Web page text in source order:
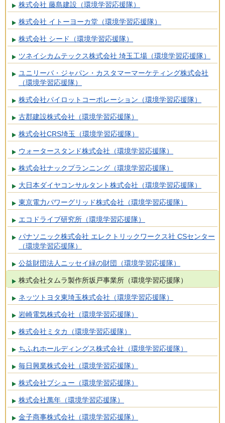
株式会社 藤島建設（環境学習応援隊）
株式会社 イトーヨーカ堂（環境学習応援隊）
株式会社 シード（環境学習応援隊）
ツネイシカムテックス株式会社 埼玉工場（環境学習応援隊）
ユニリーバ・ジャパン・カスタマーマーケティング株式会社
（環境学習応援隊）
株式会社パイロットコーポレーション（環境学習応援隊）
古郡建設株式会社（環境学習応援隊）
株式会社CRS埼玉（環境学習応援隊）
ウォータースタンド株式会社（環境学習応援隊）
株式会社ナックプランニング（環境学習応援隊）
大日本ダイヤコンサルタント株式会社（環境学習応援隊）
東京電力パワーグリッド株式会社（環境学習応援隊）
エコドライブ研究所（環境学習応援隊）
パナソニック株式会社 エレクトリックワークス社 CSセンター
（環境学習応援隊）
公益財団法人ニッセイ緑の財団（環境学習応援隊）
株式会社タムラ製作所坂戸事業所（環境学習応援隊）
ネッツトヨタ東埼玉株式会社（環境学習応援隊）
岩崎電気株式会社（環境学習応援隊）
株式会社ミタカ（環境学習応援隊）
ちふれホールディングス株式会社（環境学習応援隊）
毎日興業株式会社（環境学習応援隊）
株式会社ブシュー（環境学習応援隊）
株式会社萬年（環境学習応援隊）
金子商事株式会社（環境学習応援隊）